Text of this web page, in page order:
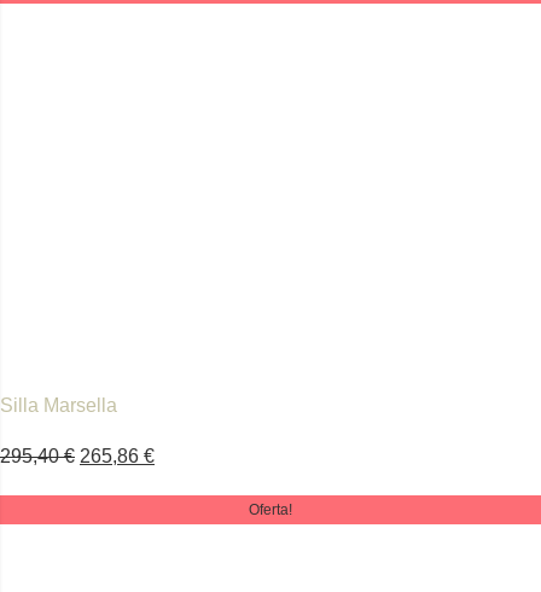
Silla Marsella
295,40€ 265,86 €
Oferta!